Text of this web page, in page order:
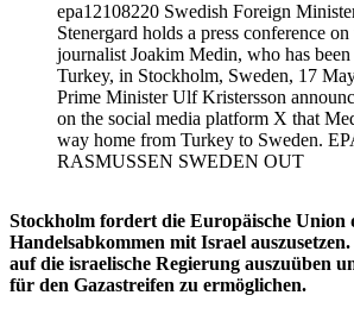
epa12108220 Swedish Foreign
Stenergard holds a press conference
journalist Joakim Medin, who has been
Turkey, in Stockholm, Sweden, 17
Prime Minister Ulf Kristersson
on the social media platform X that
way home from Turkey to Sweden.
RASMUSSEN SWEDEN OUT
Stockholm fordert die Europäische Union
Handelsabkommen mit Israel
auf die israelische Regierung auszuüben
für den Gazastreifen zu ermöglichen.